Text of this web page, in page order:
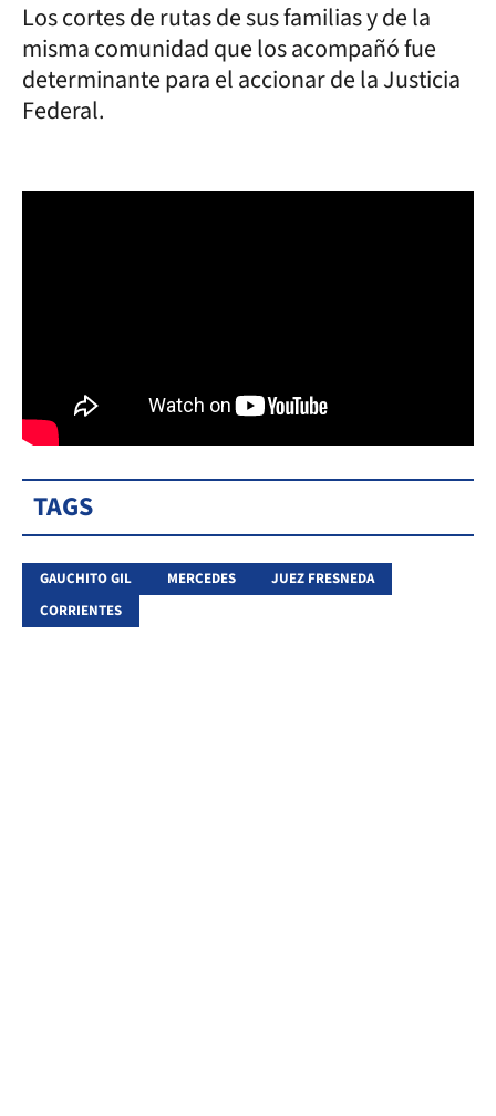
Los cortes de rutas de sus familias y de la
misma comunidad que los acompañó fue
determinante para el accionar de la Justicia
Federal.
TAGS
GAUCHITO GIL MERCEDES
JUEZ FRESNEDA
CORRIENTES